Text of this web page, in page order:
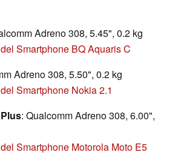
Adreno 308, 5.45", 0.2 kg
Smartphone BQ Aquaris C
Adreno 308, 5.50", 0.2 kg
Smartphone Nokia 2.1
: Qualcomm Adreno 308, 6.00",
Smartphone Motorola Moto E5